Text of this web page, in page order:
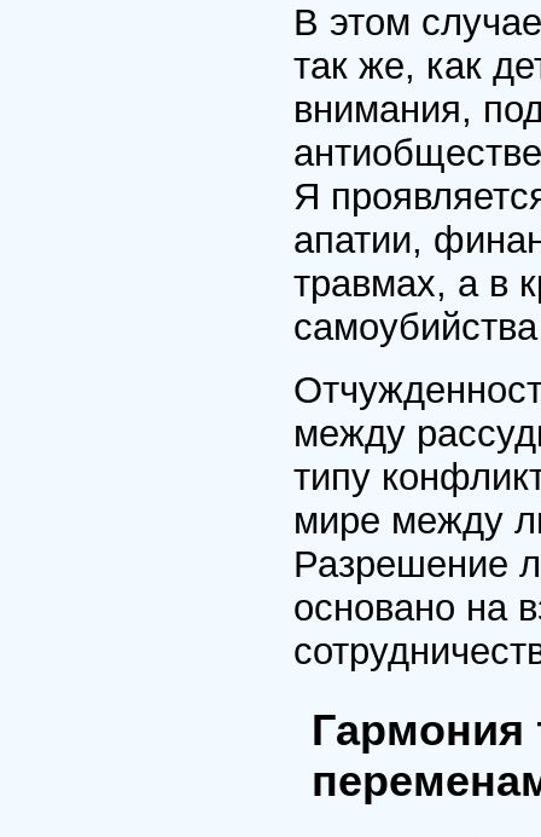
В этом
так же, как
внимания,
Я
апатии,
травмах, а в
между
типу
мире между
Разрешение
основано на
Гармония